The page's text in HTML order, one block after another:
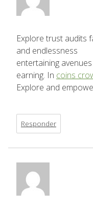
Explore trust audits
and endlessness
entertaining avenues
earning. In coins
Explore and
Responder